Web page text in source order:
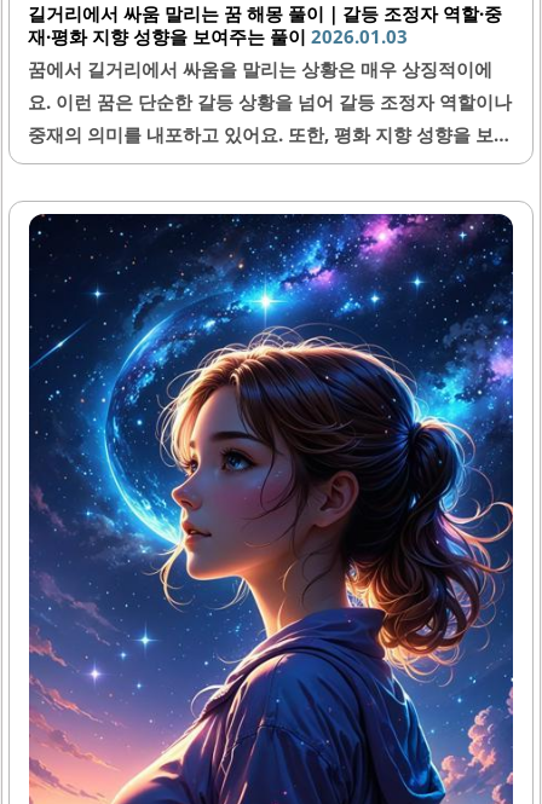
길거리에서 싸움 말리는 꿈 해몽 풀이｜갈등 조정자 역할·중
재·평화 지향 성향을 보여주는 풀이 2026.01.03
꿈에서 길거리에서 싸움을 말리는 상황은 매우 상징적이에
요. 이런 꿈은 단순한 갈등 상황을 넘어 갈등 조정자 역할이나
중재의 의미를 내포하고 있어요. 또한, 평화 지향 성향을 보여
주는 중요한 신호가 될 수 있기 때문에 꿈 해몽에서 주목할 필
요가 있어요.1. 길거리 싸움 꿈의 기본 의미길거리 싸움 꿈은
일반적으로 갈등이나 대립 상황을 상징해요. 길거리는 많은
사람이 오가고 여러 상황이 벌어지는 공공장소이기 때문에,
이런 장소에서 싸움을 본다는 것은 여러 사람과의 사회적 관
계에서 갈등이 있음을 암시해요. 하지만 싸움을 말리는 꿈이
라면 이는 그 갈등 속에서 중재자 역할을 하거나 문제 해결을
원하는 마음을 반영하는 경우가 많아요.2. 싸움을 말리는 행
위의 상징성싸움을 말리는 행위는 갈등 해소와 평화 조성을
의미하는 강력한 꿈..